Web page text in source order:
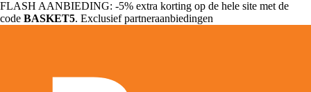
FLASH AANBIEDING: -5% extra korting op de hele site met de
code BASKET5. Exclusief partneraanbiedingen